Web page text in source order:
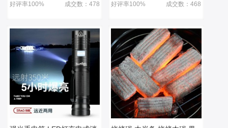
好评率100% 成交数：478 好评率100% 成交数：468